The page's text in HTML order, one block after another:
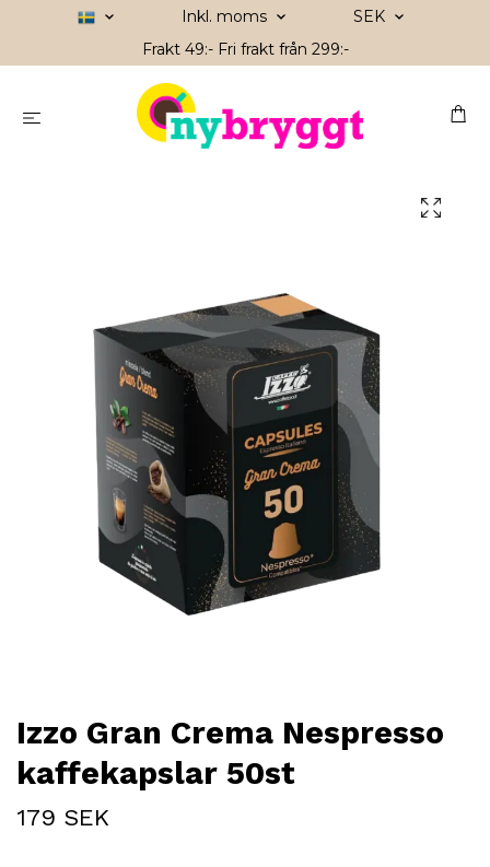
Inkl. moms
SEK
Frakt 49:- Fri frakt från 299:-
Izzo Gran Crema Nespresso
kaffekapslar 50st
179 SEK